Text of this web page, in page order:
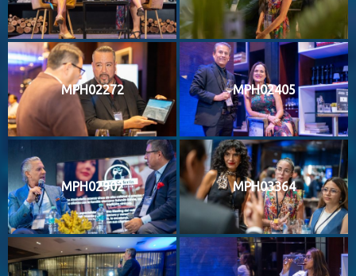
MPH02272 MPH02405
MPH02902 MPH03364